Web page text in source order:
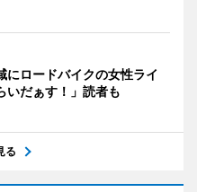
にロードバイクの女性ライ
だぁす！」読者も
る